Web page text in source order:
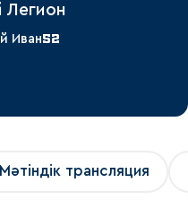
Легион
Иван52
Мәтіндік трансляция